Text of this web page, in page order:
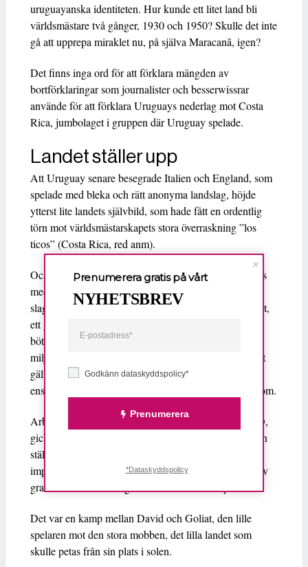
uruguayanska identiteten. Hur kunde ett litet land bli
världsmästare två gånger, 1930 och 1950? Skulle det inte
gå att upprepa miraklet nu, på själva Maracanã, igen?
Det finns inga ord för att förklara mängden av
bortförklaringar som journalister och besserwissrar
använde för att förklara Uruguays nederlag mot Costa
Rica, jumbolaget i gruppen där Uruguay spelade.
Landet ställer upp
Att Uruguay senare besegrade Italien och England, som
spelade med bleka och rätt anonyma landslag, höjde
ytterst lite landets självbild, som hade fått en ordentlig
törn mot världsmästarskapets stora överraskning ”los
ticos” (Costa Rica, red anm).
Och att Luis Suarezbet en motståndare och straffades
med ett strängt straff hjälpte inte, landet hamnade i ett
slags förlamning, det gick inte att prata om något annat,
ett gäng fans startade en kollekt för att betala Suarez
böter på flera hundra tusen kronor. Att spelaren tjänar
miljoner kronor varje månad hade ingen betydelse, det
gällde att rent symboliskt visa honom att han inte var
ensam i skamvrån, att alla i landet ställde upp för honom.
Arbetarnas centralorganisation, motsvarigheten till LO,
gick ut med en kommuniké där man förklarade att man
ställde sig bakom spelaren, som hade straffats av en
imperialistisk och kolonial organisation, Fifa, som själv
granskas för sina många skandaler och korruption.
Det var en kamp mellan David och Goliat, den lille
spelaren mot den stora mobben, det lilla landet som
skulle petas från sin plats i solen.
Godkänn dataskyddspolicy*
Prenumerera
Prenumerera gratis på vårt
NYHETSBREV
*Dataskyddspolicy